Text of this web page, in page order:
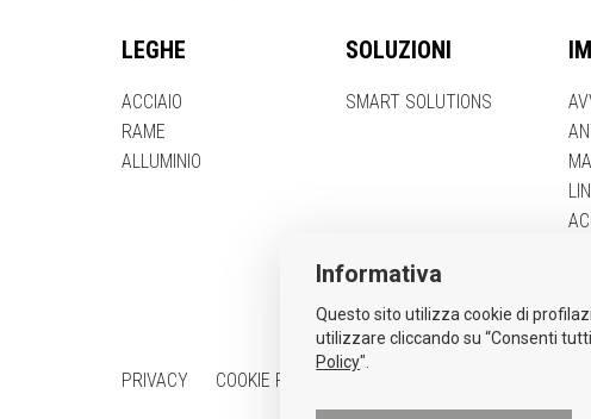
LEGHE
ACCIAIO
RAME
ALLUMINIO
SOLUZIONI
SMART SOLUTIONS
PRIVACY COOKIE POLICY
Informativa
Questo sito utilizza cookie di
utilizzare cliccando su “Consenti
Policy".